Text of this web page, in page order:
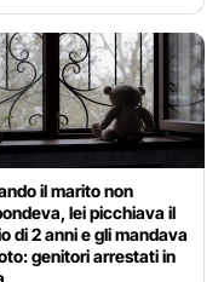
il marito non
lei picchiava il
di 2 anni e gli mandava
genitori arrestati in